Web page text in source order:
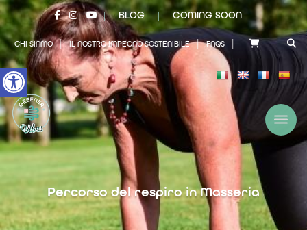
Open toolbar
| BLOG | COMING SOON |
CHI SIAMO | IL NOSTRO IMPEGNO SOSTENIBILE | FAQS
Percorso del respiro in Masseria